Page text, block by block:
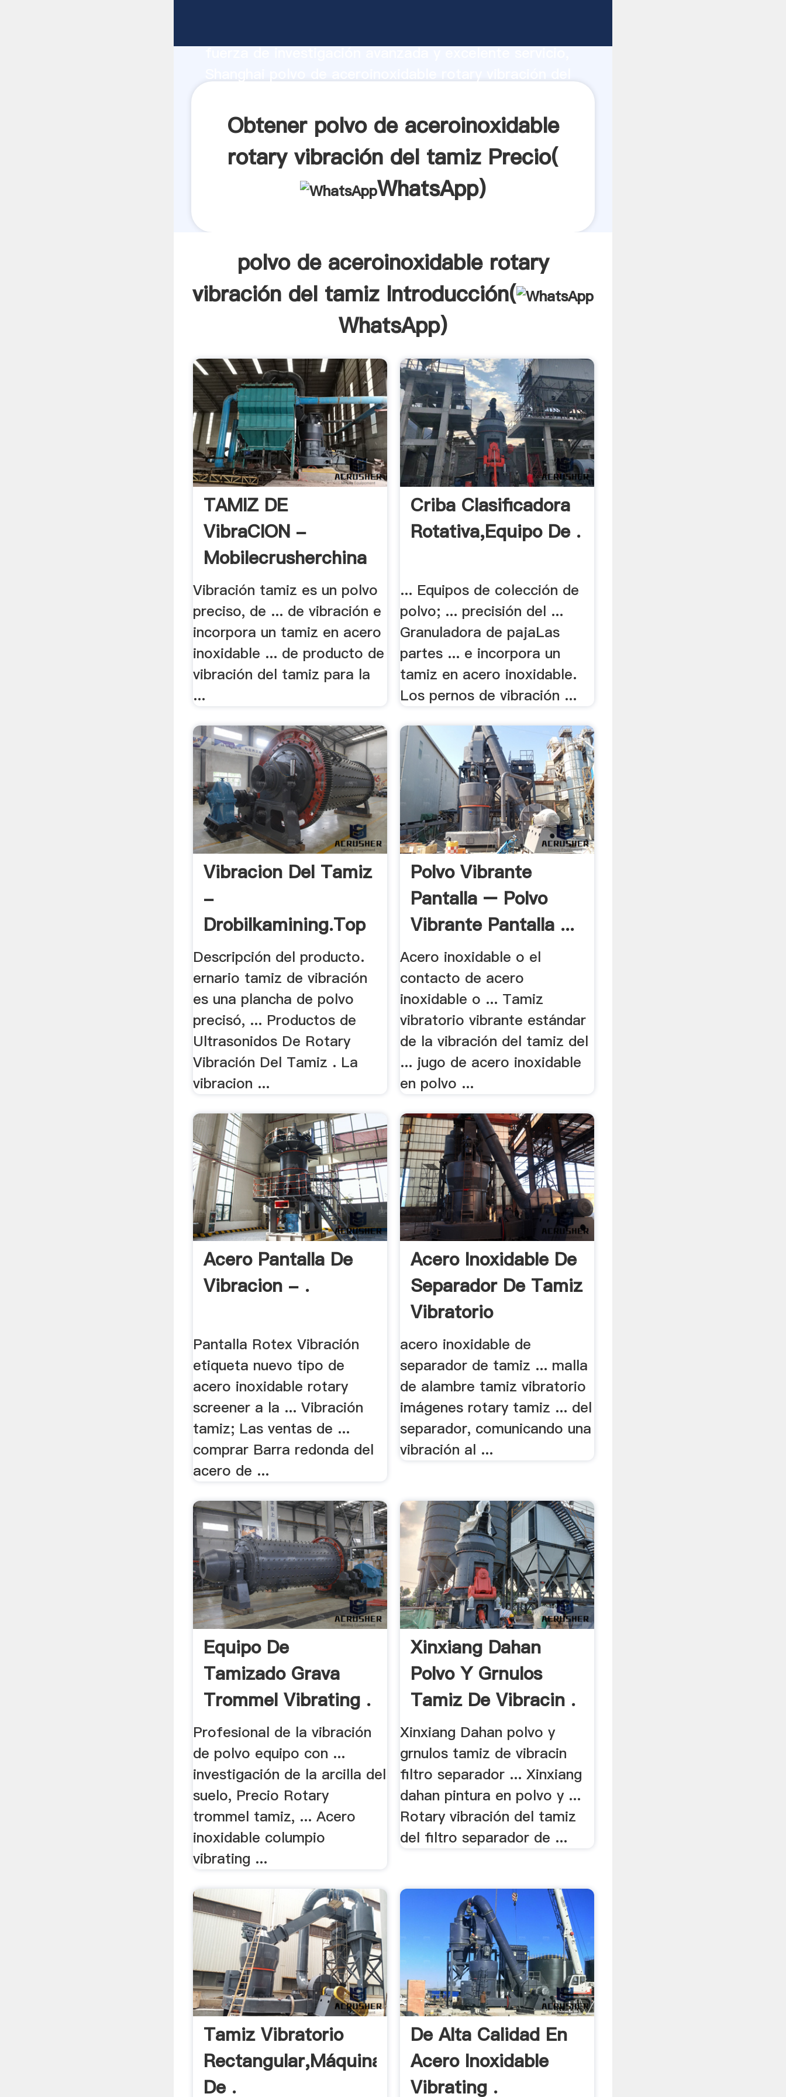
los clientes.
Obtener polvo de aceroinoxidable
rotary vibración del tamiz Precio(
WhatsApp)
polvo de aceroinoxidable rotary
vibración del tamiz Introducción(
WhatsApp)
TAMIZ DE
VibraCION -
Mobilecrusherchina
Vibración tamiz es un polvo
preciso, de ... de vibración e
incorpora un tamiz en acero
inoxidable ... de producto de
vibración del tamiz para la
...
Criba Clasificadora
Rotativa,Equipo De .
... Equipos de colección de
polvo; ... precisión del ...
Granuladora de pajaLas
partes ... e incorpora un
tamiz en acero inoxidable.
Los pernos de vibración ...
Vibracion Del Tamiz
-
Drobilkamining.top
Descripción del producto.
ernario tamiz de vibración
es una plancha de polvo
precisó, ... Productos de
Ultrasonidos De Rotary
Vibración Del Tamiz . La
vibracion ...
Polvo Vibrante
Pantalla – Polvo
Vibrante Pantalla ...
Acero inoxidable o el
contacto de acero
inoxidable o ... Tamiz
vibratorio vibrante estándar
de la vibración del tamiz del
... jugo de acero inoxidable
en polvo ...
Acero Pantalla De
Vibracion - .
Pantalla Rotex Vibración
etiqueta nuevo tipo de
acero inoxidable rotary
screener a la ... Vibración
tamiz; Las ventas de ...
comprar Barra redonda del
acero de ...
Acero Inoxidable De
Separador De Tamiz
Vibratorio
acero inoxidable de
separador de tamiz ... malla
de alambre tamiz vibratorio
imágenes rotary tamiz ... del
separador, comunicando una
vibración al ...
Equipo De
Tamizado Grava
Trommel Vibrating .
Profesional de la vibración
de polvo equipo con ...
investigación de la arcilla del
suelo, Precio Rotary
trommel tamiz, ... Acero
inoxidable columpio
vibrating ...
Xinxiang Dahan
Polvo Y Grnulos
Tamiz De Vibracin .
Xinxiang Dahan polvo y
grnulos tamiz de vibracin
filtro separador ... Xinxiang
dahan pintura en polvo y ...
Rotary vibración del tamiz
del filtro separador de ...
Tamiz Vibratorio
Rectangular,Máquina
De .
De Alta Calidad En
Acero Inoxidable
Vibrating .